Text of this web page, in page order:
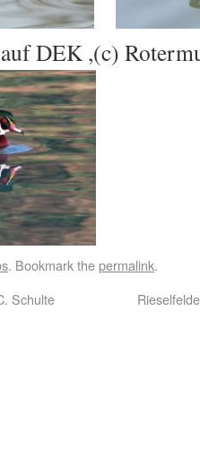
DEK ,(c)
. Bookmark thepermalink.
Schulte